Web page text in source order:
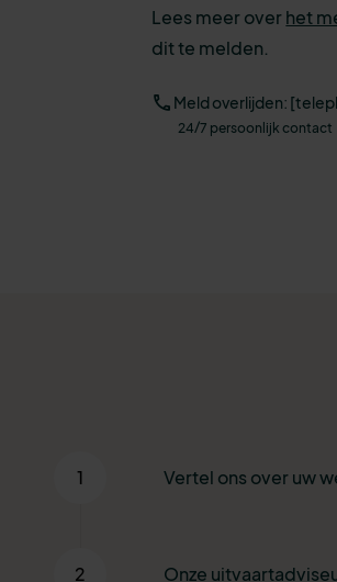
Lees meer overhet
dit te melden.
Meld overlijden:
24/7 persoonlijk contact
1 Vertel ons over uw
2 Onze